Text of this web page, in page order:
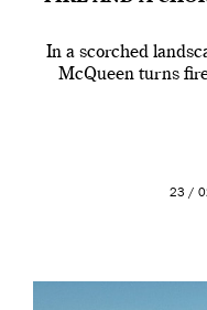
In a scorched
McQueen turns
23 /